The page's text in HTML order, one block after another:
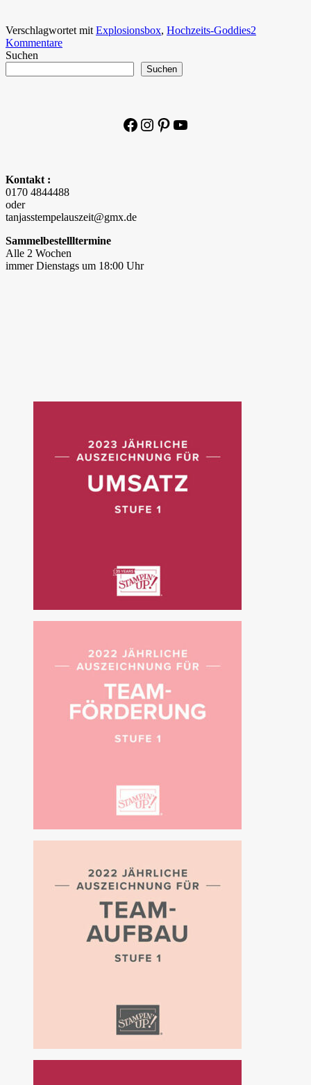
Verschlagwortet mit Explosionsbox, Hochzeits-Goddies2
Kommentare
Suchen
Suchen
Facebook
Instagram
Pinterest
YouTube
Kontakt :
0170 4844488
oder
tanjasstempelauszeit@gmx.de
Sammelbestellltermine
Alle 2 Wochen
immer Dienstags um 18:00 Uhr